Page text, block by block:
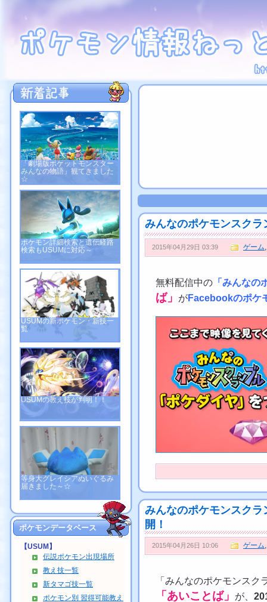
「劇場版ポケットモンスター
みんなの物語」観てきました
☆
ポケモン詳細検索と遺伝経路
検索もUSUMに対応～
USUMの新ポケモン・新技一
覧
USUMの教え技が判明！！
等身大グレイシアぬいぐるみ
届きました～☆
ポケモンデータベース
【USUM】
伝説ポケモン出現場所
教え技一覧
新タマゴ技一覧
ポケモン別 習得可能教え
みんなのポケモンスク
2015年04月29日 03:39 ゲーム
無料配信中の 「みんなの
ば」 がFacebookのポケ
みんなのポケモンスク
開！
2015年04月26日 10:06 ゲーム
「みんなのポケモンスク
「あいことば」 が、